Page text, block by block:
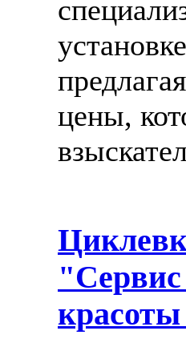
цены,
"Сервис